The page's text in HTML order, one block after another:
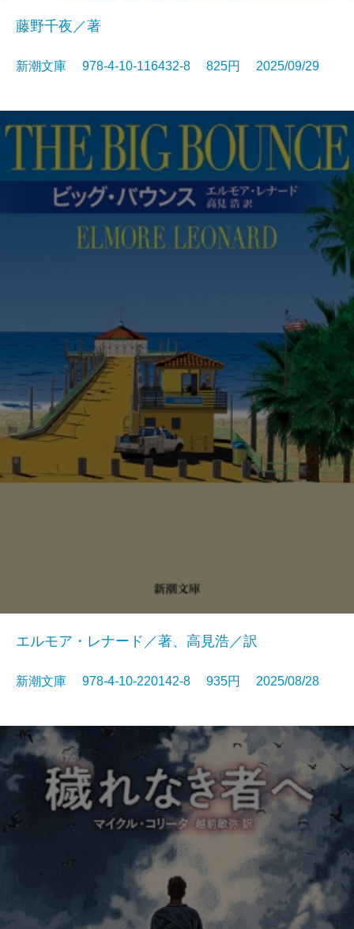
藤野千夜／著
新潮文庫 978-4-10-116432-8 825円 2025/09/29
エルモア・レナード／著、高見浩／訳
新潮文庫 978-4-10-220142-8 935円 2025/08/28